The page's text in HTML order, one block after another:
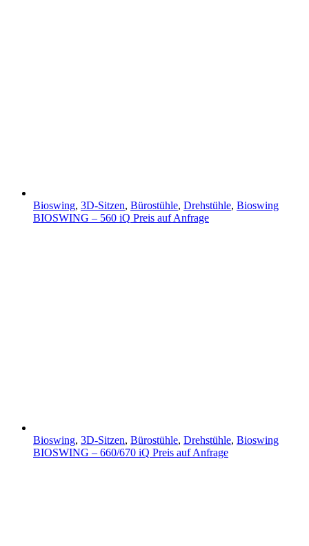
Bioswing, 3D-Sitzen, Bürostühle, Drehstühle, Bioswing
BIOSWING – 560 iQ Preis auf Anfrage
Bioswing, 3D-Sitzen, Bürostühle, Drehstühle, Bioswing
BIOSWING – 660/670 iQ Preis auf Anfrage